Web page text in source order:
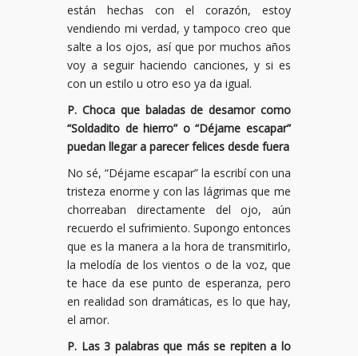
están hechas con el corazón, estoy
vendiendo mi verdad, y tampoco creo que
salte a los ojos, así que por muchos años
voy a seguir haciendo canciones, y si es
con un estilo u otro eso ya da igual.
P. Choca que baladas de desamor como
“Soldadito de hierro” o “Déjame escapar”
puedan llegar a parecer felices desde fuera
No sé, “Déjame escapar” la escribí con una
tristeza enorme y con las lágrimas que me
chorreaban directamente del ojo, aún
recuerdo el sufrimiento. Supongo entonces
que es la manera a la hora de transmitirlo,
la melodía de los vientos o de la voz, que
te hace da ese punto de esperanza, pero
en realidad son dramáticas, es lo que hay,
el amor.
P. Las 3 palabras que más se repiten a lo